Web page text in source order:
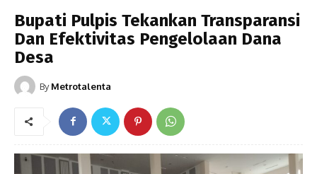
Bupati Pulpis Tekankan Transparansi
Dan Efektivitas Pengelolaan Dana
Desa
By Metrotalenta